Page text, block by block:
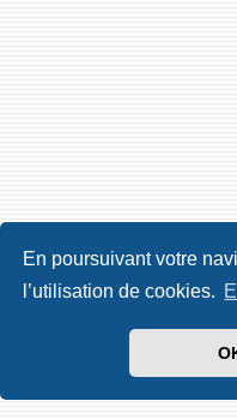
En poursuivant votre
l’utilisation de cookies.